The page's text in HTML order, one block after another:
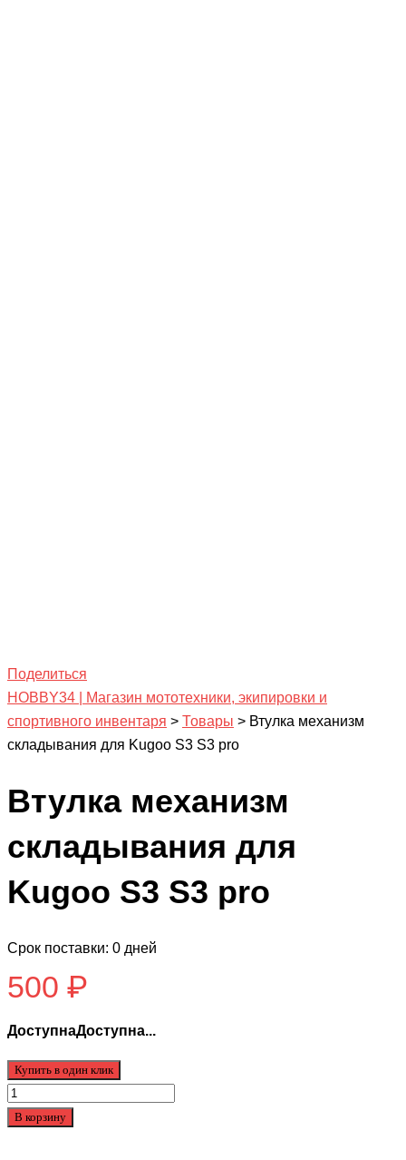
Поделиться
HOBBY34 | Магазин мототехники, экипировки и
спортивного инвентаря > Товары > Втулка механизм
складывания для Kugoo S3 S3 pro
Втулка механизм
складывания для
Kugoo S3 S3 pro
Срок поставки: 0 дней
500 ₽
ДоступнаДоступна...
Купить в один клик
Количество
товара
В корзину